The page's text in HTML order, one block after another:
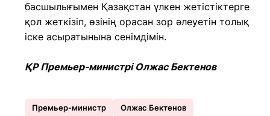
басшылығымен Қазақстан үлкен жетістіктерге
қол жеткізіп, өзінің орасан зор әлеуетін толық
іске асыратынына сенімдімін.
ҚР Премьер-министрі Олжас Бектенов
Премьер-министр
Олжас Бектенов